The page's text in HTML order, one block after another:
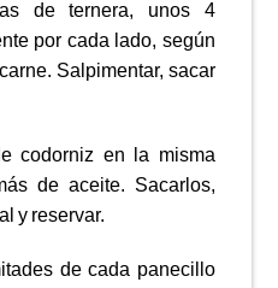
de ternera, unos 4
por cada lado, según
Salpimentar, sacar
codorniz en la misma
de aceite. Sacarlos,
y reservar.
de cada panecillo